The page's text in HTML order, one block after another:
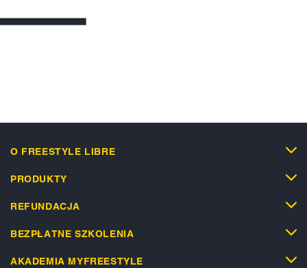
O FREESTYLE LIBRE
PRODUKTY
REFUNDACJA
BEZPŁATNE SZKOLENIA
AKADEMIA MYFREESTYLE